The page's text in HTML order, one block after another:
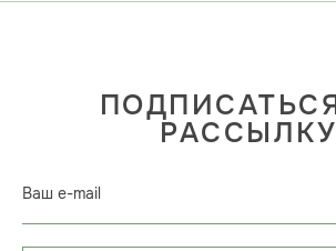
РАССЫЛКУ
Ваш e-mail